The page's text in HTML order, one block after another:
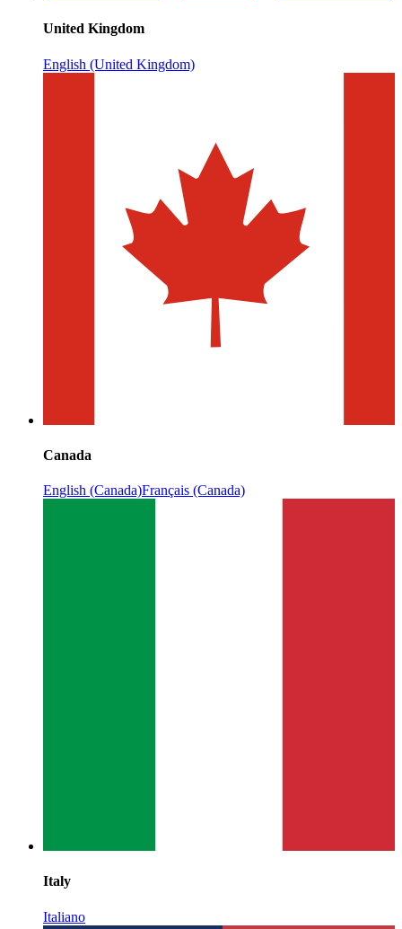
United Kingdom
English (United Kingdom)
Canada
English (Canada)Français (Canada)
Italy
Italiano